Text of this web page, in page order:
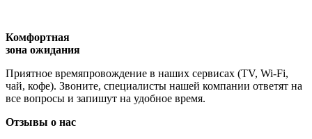
Комфортная
зона ожидания
Приятное времяпровождение в наших сервисах (TV, Wi-Fi,
чай, кофе). Звоните, специалисты нашей компании ответят на
все вопросы и запишут на удобное время.
Отзывы о нас